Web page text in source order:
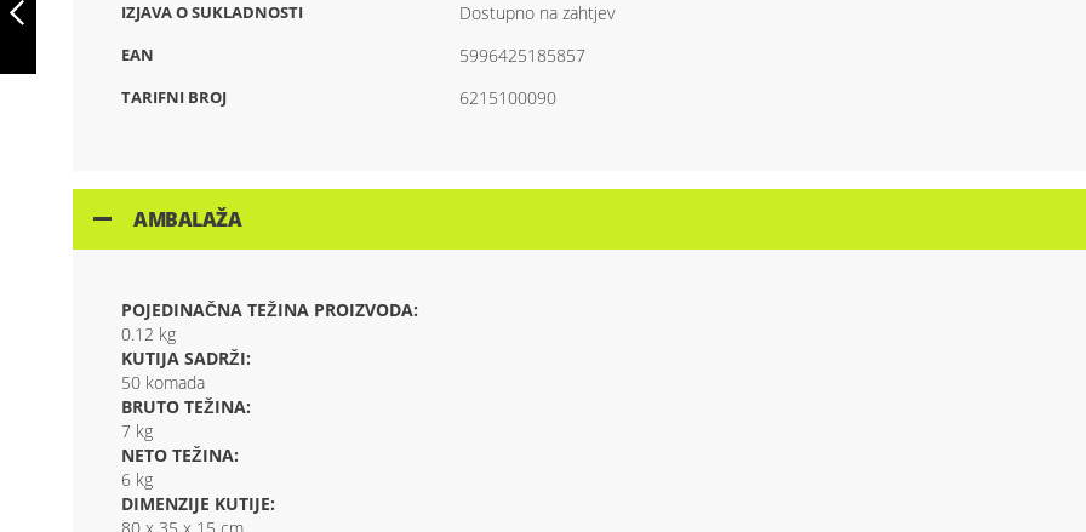
IZJAVA O SUKLADNOSTI Dostupno na zahtjev
EAN 5996425185857
TARIFNI BROJ 6215100090
AMBALAŽA
POJEDINAČNA TEŽINA PROIZVODA:
0.12 kg
KUTIJA SADRŽI:
50 komada
BRUTO TEŽINA:
7 kg
NETO TEŽINA:
6 kg
DIMENZIJE KUTIJE: